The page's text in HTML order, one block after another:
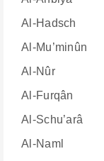
Al-Hadsch
Al-Mu’minûn
Al-Nûr
Al-Furqân
Al-Schu’arâ
Al-Naml